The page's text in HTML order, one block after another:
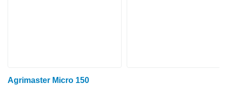
Agrimaster Micro 150